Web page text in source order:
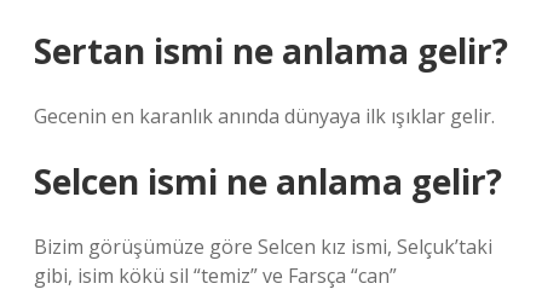
Sertan ismi ne anlama gelir?
Gecenin en karanlık anında dünyaya ilk ışıklar gelir.
Selcen ismi ne anlama gelir?
Bizim görüşümüze göre Selcen kız ismi, Selçuk’taki
gibi, isim kökü sil “temiz” ve Farsça “can”